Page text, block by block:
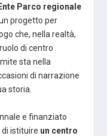
Ente Parco regionale
progetto per
che, nella realtà,
di centro
sta nella
di narrazione
storia.
e finanziato
di istituire un centro